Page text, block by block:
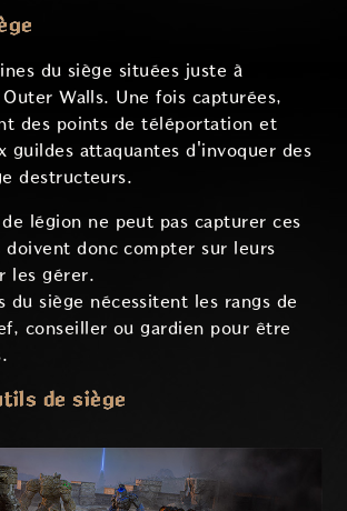
du siège situées juste à
Walls. Une fois capturées,
des points de téléportation et
guildes attaquantes d'invoquer des
destructeurs.
légion ne peut pas capturer ces
doivent donc compter sur leurs
les gérer.
du siège nécessitent les rangs de
conseiller ou gardien pour être
de siège